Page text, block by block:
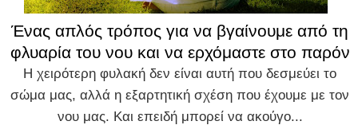
Ένας απλός τρόπος για να βγαίνουμε από τη
φλυαρία του νου και να ερχόμαστε στο παρόν
Η χειρότερη φυλακή δεν είναι αυτή που δεσμεύει το
σώμα μας, αλλά η εξαρτητική σχέση που έχουμε με τον
νου μας. Και επειδή μπορεί να ακούγο...